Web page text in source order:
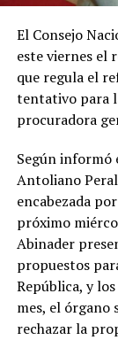
El Consejo
este viernes el
que regula el
tentativo para
procuradora
Según informó
Antoliano
encabezada
próximo
Abinader
propuestos
República, y
mes, el órgano
rechazar la